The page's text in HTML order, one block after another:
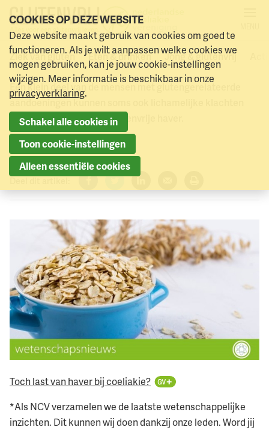
Naar menu Naar hoofdinhoud
Ziek van gluten Eten & drinken Jong & glutenvrij
Klachten door andere,
glutenvrije, granen?
Een klein deel van de mensen met glutengerelateerde
aandoeningen kunnen soms ook lichamelijke klachten
krijgen na het eten van glutenvrije haver.
19 juli 2023
Facebook
TwitterLinkedInVerzenden
Printen
Toch last van haver bij coeliakie?
*Als NCV verzamelen we de laatste wetenschappelijke
inzichten. Dit kunnen wij doen dankzij onze leden. Word jij
COOKIES OP DEZE WEBSITE
Deze website maakt gebruik van cookies om goed te
functioneren. Als je wilt aanpassen welke cookies we
mogen gebruiken, kan je jouw cookie-instellingen
wijzigen. Meer informatie is beschikbaar in onze
privacyverklaring.
Schakel alle cookies in
Toon cookie-instellingen
Alleen essentiële cookies